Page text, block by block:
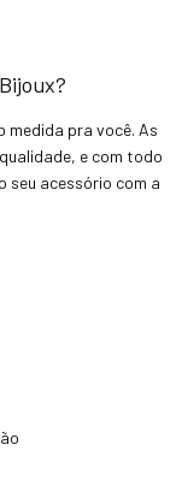
medida pra você. As
e com todo
seu acessório com a